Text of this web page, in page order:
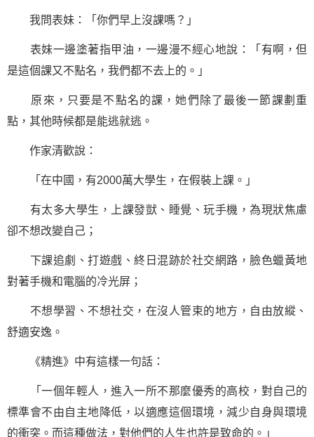
我問表妹：「你們早上沒課嗎？」
表妹一邊塗著指甲油，一邊漫不經心地說：「有啊，但
是這個課又不點名，我們都不去上的。」
原來，只要是不點名的課，她們除了最後一節課劃重
點，其他時候都是能逃就逃。
作家清歡說：
「在中國，有2000萬大學生，在假裝上課。」
有太多大學生，上課發獃、睡覺、玩手機，為現狀焦慮
卻不想改變自己；
下課追劇、打遊戲、終日混跡於社交網路，臉色蠟黃地
對著手機和電腦的冷光屏；
不想學習、不想社交，在沒人管束的地方，自由放縱、
舒適安逸。
《精進》中有這樣一句話 ：
「一個年輕人，進入一所不那麼優秀的高校，對自己的
標準會不由自主地降低，以適應這個環境，減少自身與環境
的衝突。而這種做法，對他們的人生也許是致命的。」